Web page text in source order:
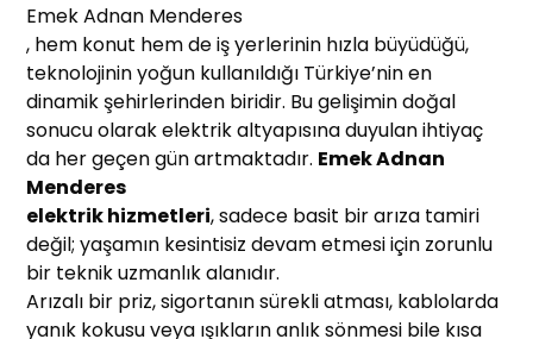
Emek Adnan Menderes
, hem konut hem de iş yerlerinin hızla büyüdüğü,
teknolojinin yoğun kullanıldığı Türkiye’nin en
dinamik şehirlerinden biridir. Bu gelişimin doğal
sonucu olarak elektrik altyapısına duyulan ihtiyaç
da her geçen gün artmaktadır. Emek Adnan
Menderes
elektrik hizmetleri, sadece basit bir arıza tamiri
değil; yaşamın kesintisiz devam etmesi için zorunlu
bir teknik uzmanlık alanıdır.
Arızalı bir priz, sigortanın sürekli atması, kablolarda
yanık kokusu veya ışıkların anlık sönmesi bile kısa